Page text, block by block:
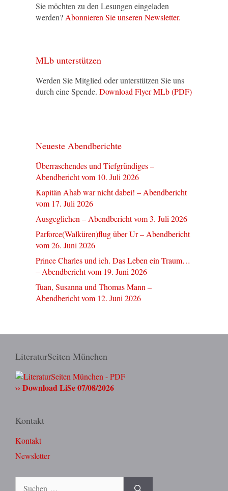
Sie möchten zu den Lesungen eingeladen
werden?Abonnieren Sie unseren Newsletter.
MLb unterstützen
Werden Sie Mitglied oder unterstützen Sie uns
durch eine Spende. Download Flyer MLb (PDF)
Neueste Abendberichte
Überraschendes und Tiefgründiges –
Abendbericht vom 10. Juli 2026
Kapitän Ahab war nicht dabei! – Abendbericht
vom 17. Juli 2026
Ausgeglichen – Abendbericht vom 3. Juli 2026
Parforce(Walküren)flug über Ur – Abendbericht
vom 26. Juni 2026
Prince Charles und ich. Das Leben ein Traum…
– Abendbericht vom 19. Juni 2026
Tuan, Susanna und Thomas Mann –
Abendbericht vom 12. Juni 2026
LiteraturSeiten München
›› Download LiSe 07/08/2026
Kontakt
Kontakt
Newsletter